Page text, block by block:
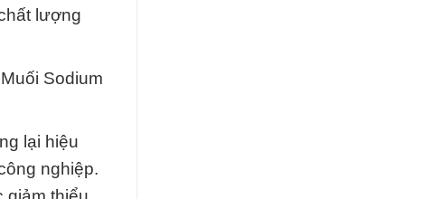
lượng
Sodium
lại hiệu
nghiệp.